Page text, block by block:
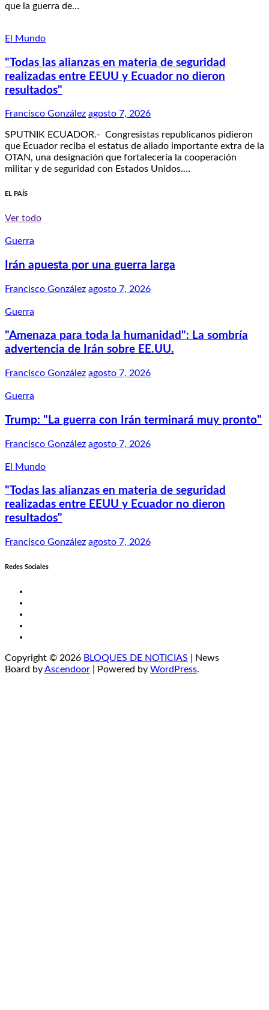
que la guerra de…
El Mundo
"Todas las alianzas en materia de seguridad
realizadas entre EEUU y Ecuador no dieron
resultados"
Francisco González agosto 7, 2026
SPUTNIK ECUADOR.- Congresistas republicanos pidieron
que Ecuador reciba el estatus de aliado importante extra de la
OTAN, una designación que fortalecería la cooperación
militar y de seguridad con Estados Unidos.…
EL PAÍS
Ver todo
Guerra
Irán apuesta por una guerra larga
Francisco González agosto 7, 2026
Guerra
"Amenaza para toda la humanidad": La sombría
advertencia de Irán sobre EE.UU.
Francisco González agosto 7, 2026
Guerra
Trump: "La guerra con Irán terminará muy pronto"
Francisco González agosto 7, 2026
El Mundo
"Todas las alianzas en materia de seguridad
realizadas entre EEUU y Ecuador no dieron
resultados"
Francisco González agosto 7, 2026
Redes Sociales
Copyright © 2026 BLOQUES DE NOTICIAS | News
Board byAscendoor | Powered by WordPress.